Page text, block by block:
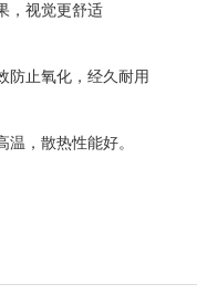
，视觉更舒适
防止氧化，经久耐用
，散热性能好。